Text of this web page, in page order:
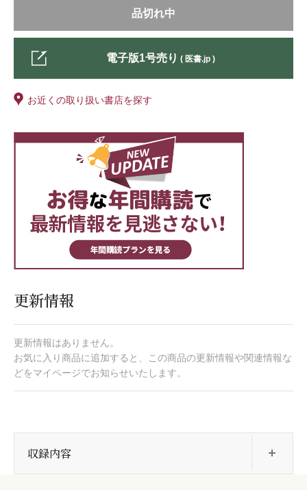
品切れ中
電子版1号売り ( 医書.jp )
お近くの取り扱い書店を探す
更新情報
更新情報はありません。
お気に入り商品に追加すると、この商品の更新情報や関連情報な
どをマイページでお知らせいたします。
収録内容